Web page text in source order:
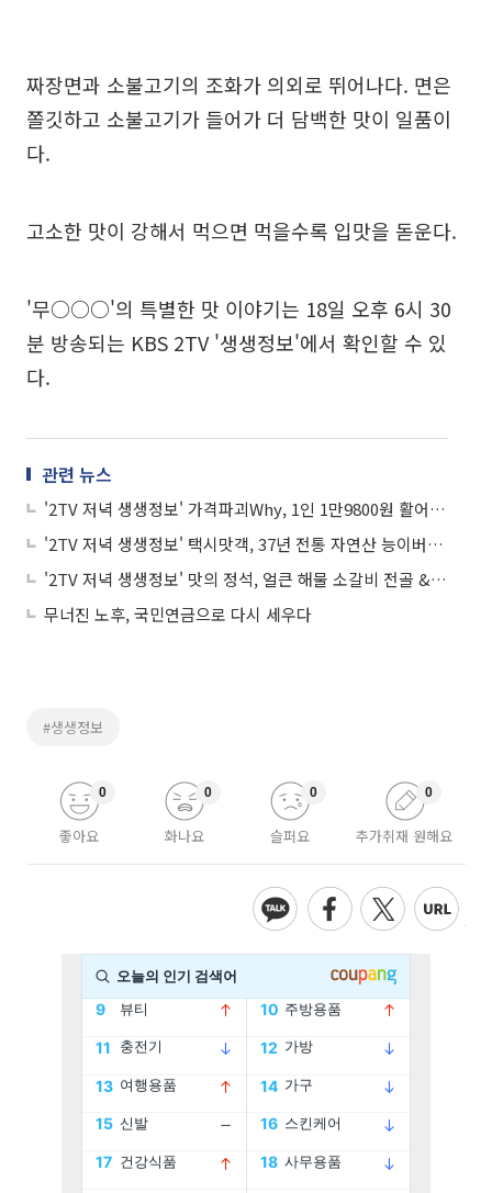
짜장면과 소불고기의 조화가 의외로 뛰어나다. 면은
쫄깃하고 소불고기가 들어가 더 담백한 맛이 일품이
다.
고소한 맛이 강해서 먹으면 먹을수록 입맛을 돋운다.
'무○○○'의 특별한 맛 이야기는 18일 오후 6시 30
분 방송되는 KBS 2TV '생생정보'에서 확인할 수 있
다.
관련 뉴스
'2TV 저녁 생생정보' 가격파괴Why, 1인 1만9800원 활어회+연어회+회무침+삼겹살+샤부샤부 무제한 맛집 '바○○○○○○'
'2TV 저녁 생생정보' 택시맛객, 37년 전통 자연산 능이버섯전골 맛집 '전○○○○'…"몸보신에 최고!"
'2TV 저녁 생생정보' 맛의 정석, 얼큰 해물 소갈비 전골 & 철판 해물찜 맛집 '인○○○'…"몸보신에 최고!"
무너진 노후, 국민연금으로 다시 세우다
#생생정보
좋아요
0
화나요
0
슬퍼요
0
추가취재 원해요
0